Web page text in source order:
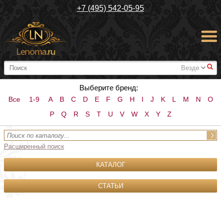
+7 (495) 542-05-95
#
Выберите бренд:
Все 1-9 A B C D E F G H I J K L M N
O
P
Q R S T U V W X Y Z
Расширенный поиск
КАТАЛОГ
СТАТЬИ